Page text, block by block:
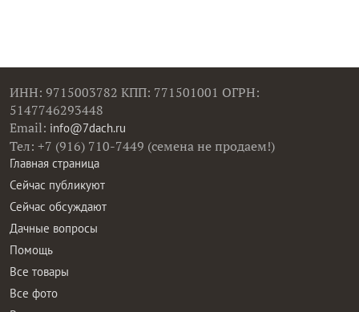
ИНН: 9715003782 КПП: 771501001 ОГРН:
5147746293448
Email: info@7dach.ru
Тел: +7 (916) 710-7449 (семена не продаем!)
Главная страница
Сейчас публикуют
Сейчас обсуждают
Дачные вопросы
Помощь
Все товары
Все фото